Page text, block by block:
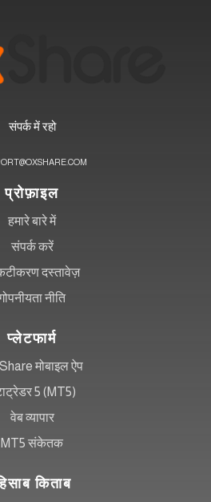
संपर्क में रहो
प्रोफ़ाइल
हमारे बारे में
संपर्क करें
दस्तावेज़
नीति
प्लेटफार्म
मोबाइल ऐप
5 (MT5)
वेब व्यापार
MT5 संकेतक
किताब